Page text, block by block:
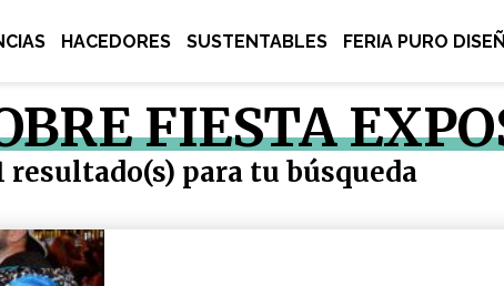
HACEDORES SUSTENTABLES FERIA PURO
FIESTA
resultado(s) para tu búsqueda